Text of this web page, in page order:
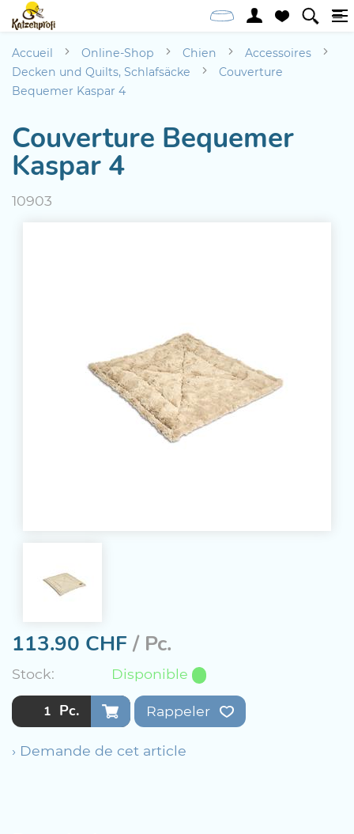
Accueil Online-Shop Chien
Accessoires
Decken und Quilts, Schlafsäcke
Couverture
Bequemer Kaspar 4
Couverture Bequemer
Kaspar 4
10903
113.90 CHF/ Pc.
Stock: Disponible
Pc. Rappeler
› Demande de cet article